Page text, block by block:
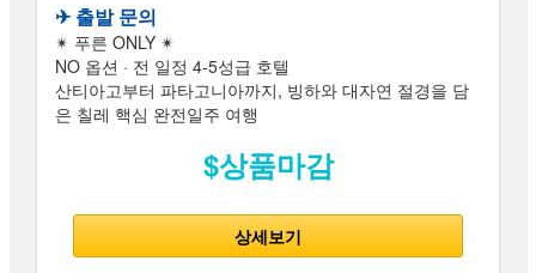
✈︎ 출발 문의
✴ 푸른 ONLY ✴
NO 옵션 · 전 일정 4-5성급 호텔
산티아고부터 파타고니아까지, 빙하와 대자연 절경을 담
은 칠레 핵심 완전일주 여행
$상품마감
상세보기